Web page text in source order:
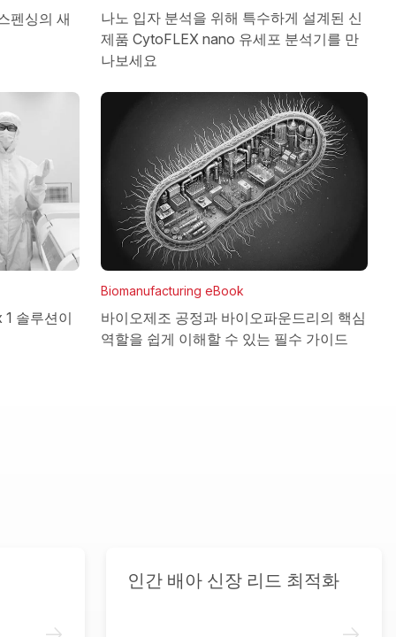
펜싱의 새
나노 입자 분석을 위해 특수하게 설계된 신
제품 CytoFLEX nano 유세포 분석기를 만
나보세요
솔루션이
Biomanufacturing eBook
바이오제조 공정과 바이오파운드리의 핵심
역할을 쉽게 이해할 수 있는 필수 가이드
인간 배아 신장 리드 최적화